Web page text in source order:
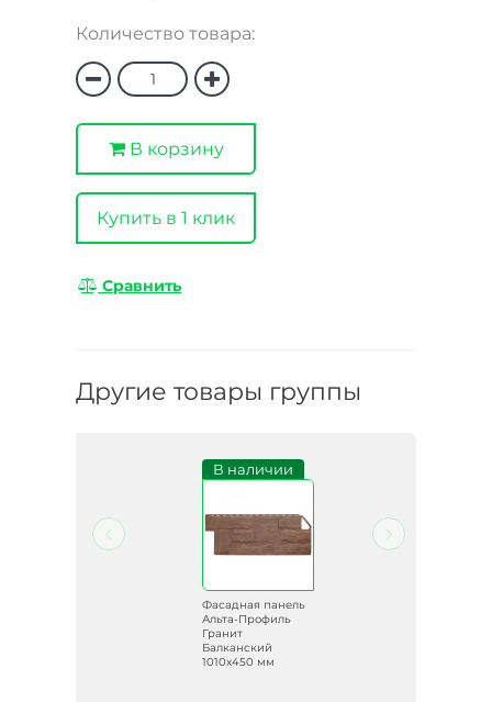
Количество товара:
В корзину
Купить в 1 клик
Сравнить
Другие товары группы
В наличии
Фасадная панель
Альта-Профиль
Гранит
Балканский
1010х450 мм